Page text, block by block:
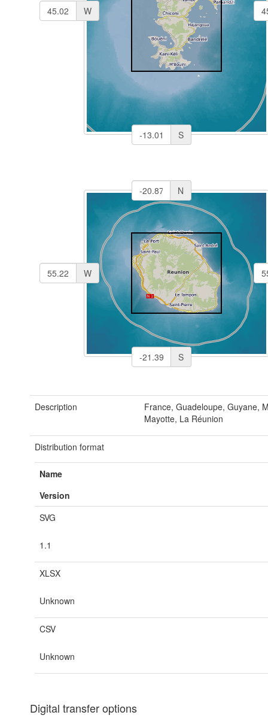
S
W
N
S
W
Description
France, Guadeloupe, Guyane,
Mayotte, La Réunion
Distribution format
Name
Version
SVG
1.1
XLSX
Unknown
CSV
Unknown
Digital transfer options